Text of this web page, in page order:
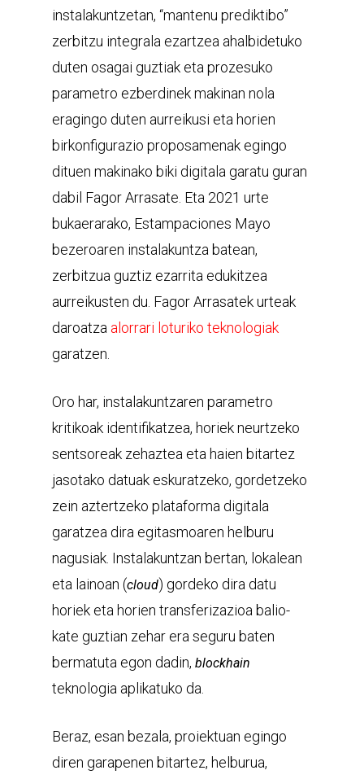
instalakuntzetan, “mantenu prediktibo”
zerbitzu integrala ezartzea ahalbidetuko
duten osagai guztiak eta prozesuko
parametro ezberdinek makinan nola
eragingo duten aurreikusi eta horien
birkonfigurazio proposamenak egingo
dituen makinako biki digitala garatu guran
dabil Fagor Arrasate. Eta 2021 urte
bukaerarako, Estampaciones Mayo
bezeroaren instalakuntza batean,
zerbitzua guztiz ezarrita edukitzea
aurreikusten du. Fagor Arrasatek urteak
daroatza alorrari loturiko teknologiak
garatzen.
Oro har, instalakuntzaren parametro
kritikoak identifikatzea, horiek neurtzeko
sentsoreak zehaztea eta haien bitartez
jasotako datuak eskuratzeko, gordetzeko
zein aztertzeko plataforma digitala
garatzea dira egitasmoaren helburu
nagusiak. Instalakuntzan bertan, lokalean
eta lainoan (cloud) gordeko dira datu
horiek eta horien transferizazioa balio-
kate guztian zehar era seguru baten
bermatuta egon dadin, blockhain
teknologia aplikatuko da.
Beraz, esan bezala, proiektuan egingo
diren garapenen bitartez, helburua,